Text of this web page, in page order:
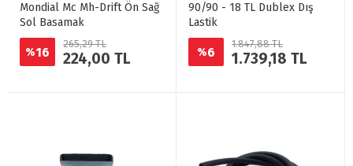
Mondial Mc Mh-Drift Ön Sağ
Sol Basamak
%16
265,29 TL
224,00 TL
90/90 - 18 TL Dublex Dış
Lastik
%6
1.847,88 TL
1.739,18 TL